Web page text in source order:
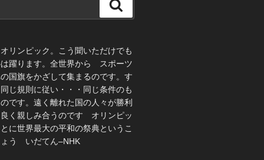
索
リンピック。こう聞いただけでも
躍ります。全世界から スポーツ
国旗をかざして集まるのです。す
じ規則に従い・・・同じ条件のも
です。遠く離れた国の人々が勝利
く親しみ合うのです オリンピッ
に世界最大の平和の祭典というこ
ょう いだてん–NHK